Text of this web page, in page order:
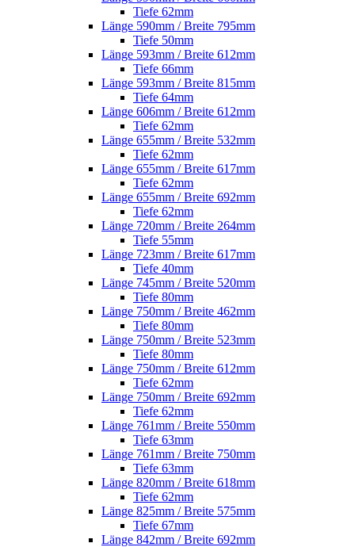
Tiefe 62mm
Länge 590mm / Breite 795mm
Tiefe 50mm
Länge 593mm / Breite 612mm
Tiefe 66mm
Länge 593mm / Breite 815mm
Tiefe 64mm
Länge 606mm / Breite 612mm
Tiefe 62mm
Länge 655mm / Breite 532mm
Tiefe 62mm
Länge 655mm / Breite 617mm
Tiefe 62mm
Länge 655mm / Breite 692mm
Tiefe 62mm
Länge 720mm / Breite 264mm
Tiefe 55mm
Länge 723mm / Breite 617mm
Tiefe 40mm
Länge 745mm / Breite 520mm
Tiefe 80mm
Länge 750mm / Breite 462mm
Tiefe 80mm
Länge 750mm / Breite 523mm
Tiefe 80mm
Länge 750mm / Breite 612mm
Tiefe 62mm
Länge 750mm / Breite 692mm
Tiefe 62mm
Länge 761mm / Breite 550mm
Tiefe 63mm
Länge 761mm / Breite 750mm
Tiefe 63mm
Länge 820mm / Breite 618mm
Tiefe 62mm
Länge 825mm / Breite 575mm
Tiefe 67mm
Länge 842mm / Breite 692mm